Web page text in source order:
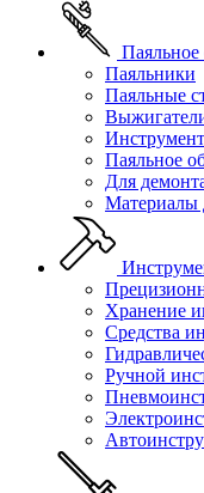
Паяльное
Паяльники
Паяльные
Паяльное
Для
Материалы
Хранение
Средства
Ручной